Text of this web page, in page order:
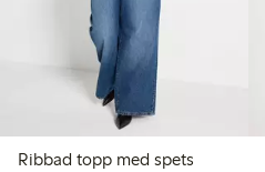
Ribbad topp med spets